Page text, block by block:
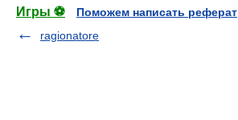
Игры ⚽
Поможем написать реферат
ragionatore